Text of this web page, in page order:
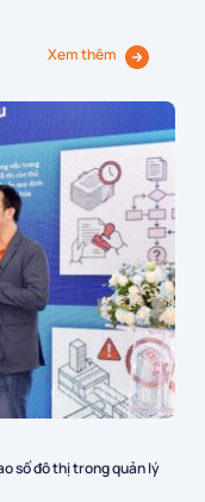
Xem thêm
số đô thị trong quản lý